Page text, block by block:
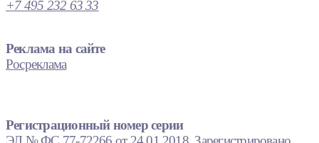
+7 495 232 63 33
Реклама на сайте
Росреклама
Регистрационный номер серии